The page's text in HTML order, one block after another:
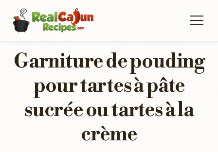
Garniture de pouding
pour tartes à pâte
sucrée ou tartes à la
crème